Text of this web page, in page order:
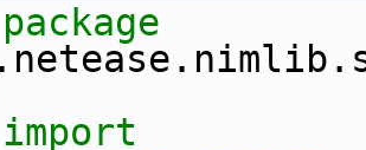
import